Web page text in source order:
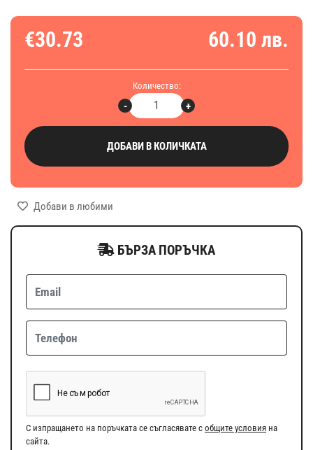
€30.73 60.10 лв.
Количество:
+
-
ДОБАВИ В КОЛИЧКАТА
Добави в любими
БЪРЗА ПОРЪЧКА
С изпращането на поръчката се съгласявате с общите условия на
сайта.